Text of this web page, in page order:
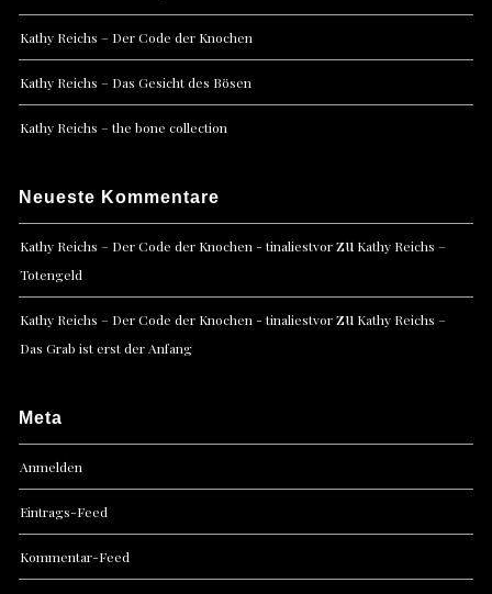
Kathy Reichs – Der Code der Knochen
Kathy Reichs – Das Gesicht des Bösen
Kathy Reichs – the bone collection
Neueste Kommentare
Kathy Reichs – Der Code der Knochen - tinaliestvorzu Kathy Reichs –
Totengeld
Kathy Reichs – Der Code der Knochen - tinaliestvorzu Kathy Reichs –
Das Grab ist erst der Anfang
Meta
Anmelden
Eintrags-Feed
Kommentar-Feed